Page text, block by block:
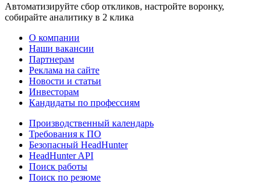
Автоматизируйте сбор откликов, настройте воронку,
собирайте аналитику в 2 клика
О компании
Наши вакансии
Партнерам
Реклама на сайте
Новости и статьи
Инвесторам
Кандидаты по профессиям
Производственный календарь
Требования к ПО
Безопасный HeadHunter
HeadHunter API
Поиск работы
Поиск по резюме